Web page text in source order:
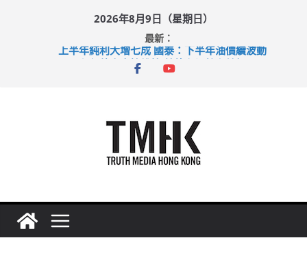
2026年8月9日（星期日）
最新：
上半年純利大增七成 國泰：下半年油價續波動
拜仁熱身賽挫維拉 啟德主場館奪錦標